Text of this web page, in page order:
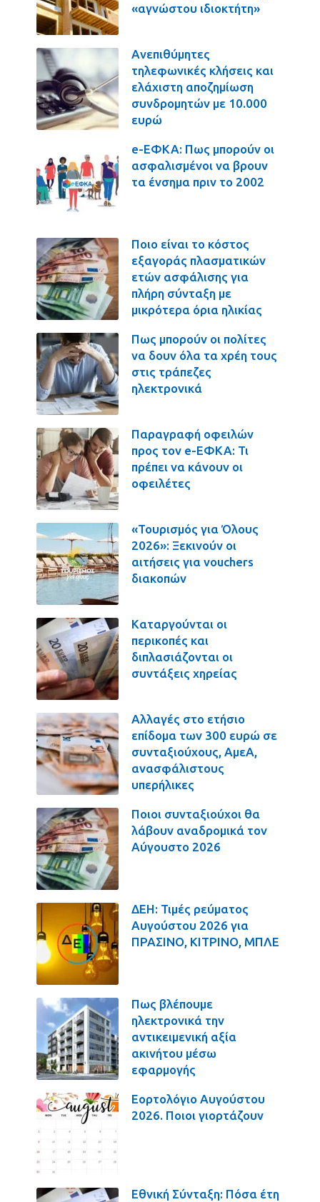
«αγνώστου ιδιοκτήτη»
Ανεπιθύμητες
τηλεφωνικές κλήσεις και
ελάχιστη αποζημίωση
συνδρομητών με 10.000
ευρώ
e-ΕΦΚΑ: Πως μπορούν οι
ασφαλισμένοι να βρουν
τα ένσημα πριν το 2002
Ποιο είναι το κόστος
εξαγοράς πλασματικών
ετών ασφάλισης για
πλήρη σύνταξη με
μικρότερα όρια ηλικίας
Πως μπορούν οι πολίτες
να δουν όλα τα χρέη τους
στις τράπεζες
ηλεκτρονικά
Παραγραφή οφειλών
προς τον e-ΕΦΚΑ: Τι
πρέπει να κάνουν οι
οφειλέτες
«Τουρισμός για Όλους
2026»: Ξεκινούν οι
αιτήσεις για vouchers
διακοπών
Καταργούνται οι
περικοπές και
διπλασιάζονται οι
συντάξεις χηρείας
Αλλαγές στο ετήσιο
επίδομα των 300 ευρώ σε
συνταξιούχους, ΑμεΑ,
ανασφάλιστους
υπερήλικες
Ποιοι συνταξιούχοι θα
λάβουν αναδρομικά τον
Αύγουστο 2026
ΔΕΗ: Τιμές ρεύματος
Αυγούστου 2026 για
ΠΡΑΣΙΝΟ, ΚΙΤΡΙΝΟ, ΜΠΛΕ
Πως βλέπουμε
ηλεκτρονικά την
αντικειμενική αξία
ακινήτου μέσω
εφαρμογής
Εορτολόγιο Αυγούστου
2026. Ποιοι γιορτάζουν
Εθνική Σύνταξη: Πόσα έτη